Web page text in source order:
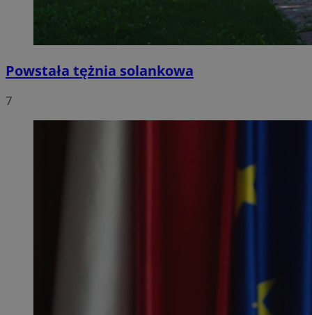
Powstała tężnia solankowa
7